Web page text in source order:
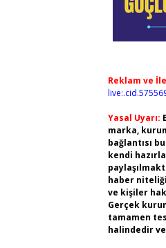
Reklam ve
Yasal Uyarı:
marka,
bağlantısı
kendi
haber
ve kişiler
Gerçek
tamamen
halindedir